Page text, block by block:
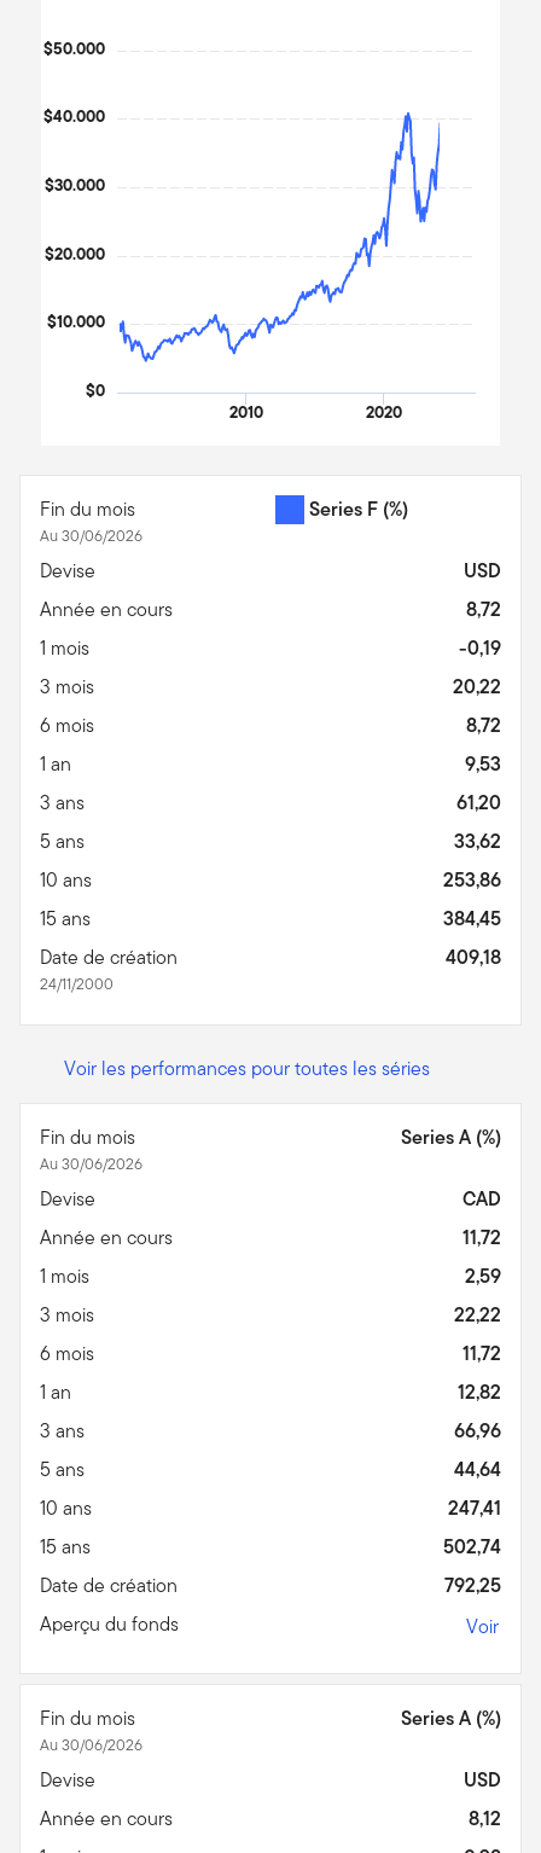
2000
The chart has 1 X axis displaying Time. Data ranges from
2010 2020
$0
$10.000
$20.000
$30.000
$40.000
$50.000
Fin du mois
Au 30/06/2026
Series F (%)
Devise
USD
Année en cours
8,72
1 mois
-0,19
3 mois
20,22
6 mois
8,72
1 an
9,53
3 ans
61,20
5 ans
33,62
10 ans
253,86
15 ans
384,45
Date de création
24/11/2000
409,18
Voir les performances pour toutes les séries
Fin du mois
Au 30/06/2026
Series A (%)
Devise
CAD
Année en cours
11,72
1 mois
2,59
3 mois
22,22
6 mois
11,72
1 an
12,82
3 ans
66,96
5 ans
44,64
10 ans
247,41
15 ans
502,74
Date de création
792,25
Aperçu du fonds
Voir
Fin du mois
Au 30/06/2026
Series A (%)
Devise
USD
Année en cours
8,12